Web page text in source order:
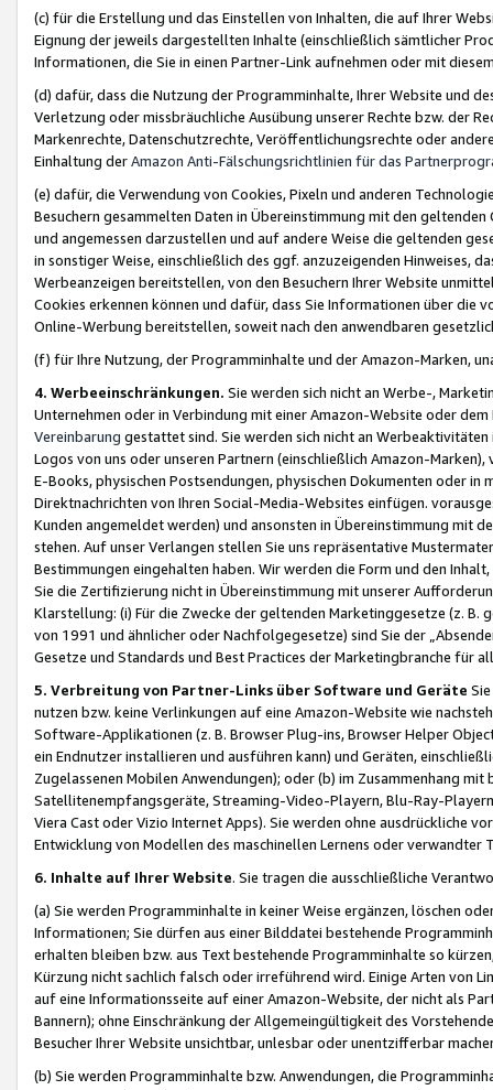
(c) für die Erstellung und das Einstellen von Inhalten, die auf Ihrer
Eignung der jeweils dargestellten Inhalte (einschließlich sämtlicher
Informationen, die Sie in einen Partner-Link aufnehmen oder mit
(d) dafür, dass die Nutzung der Programminhalte, Ihrer Website und
Verletzung oder missbräuchliche Ausübung unserer Rechte bzw. der
Markenrechte, Datenschutzrechte, Veröffentlichungsrechte oder
Einhaltung derAmazon Anti-Fälschungsrichtlinien für das
(e) dafür, die Verwendung von Cookies, Pixeln und anderen
Besuchern gesammelten Daten in Übereinstimmung mit den
und angemessen darzustellen und auf andere Weise die geltenden
in sonstiger Weise, einschließlich des ggf. anzuzeigenden Hinweises,
Werbeanzeigen bereitstellen, von den Besuchern Ihrer Website
Cookies erkennen können und dafür, dass Sie Informationen über die
Online-Werbung bereitstellen, soweit nach den anwendbaren
(f) für Ihre Nutzung, der Programminhalte und der Amazon-Marken,
4. Werbeeinschränkungen. Sie werden sich nicht an Werbe-,
Unternehmen oder in Verbindung mit einer Amazon-Website oder
Vereinbarung gestattet sind. Sie werden sich nicht an
Logos von uns oder unseren Partnern (einschließlich Amazon-
E-Books, physischen Postsendungen, physischen Dokumenten oder in
Direktnachrichten von Ihren Social-Media-Websites einfügen.
Kunden angemeldet werden) und ansonsten in Übereinstimmung mit
stehen. Auf unser Verlangen stellen Sie uns repräsentative
Bestimmungen eingehalten haben. Wir werden die Form und den
Sie die Zertifizierung nicht in Übereinstimmung mit unserer
Klarstellung: (i) Für die Zwecke der geltenden Marketinggesetze (z. B.
von 1991 und ähnlicher oder Nachfolgegesetze) sind Sie der
Gesetze und Standards und Best Practices der Marketingbranche für
5. Verbreitung von Partner-Links über Software und Geräte
nutzen bzw. keine Verlinkungen auf eine Amazon-Website wie
Software-Applikationen (z. B. Browser Plug-ins, Browser Helper
ein Endnutzer installieren und ausführen kann) und Geräten,
Zugelassenen Mobilen Anwendungen); oder (b) im Zusammenhang
Satellitenempfangsgeräte, Streaming-Video-Playern, Blu-Ray-
Viera Cast oder Vizio Internet Apps). Sie werden ohne ausdrückliche
Entwicklung von Modellen des maschinellen Lernens oder
6. Inhalte auf Ihrer Website. Sie tragen die ausschließliche
(a) Sie werden Programminhalte in keiner Weise ergänzen, löschen
Informationen; Sie dürfen aus einer Bilddatei bestehende
erhalten bleiben bzw. aus Text bestehende Programminhalte so
Kürzung nicht sachlich falsch oder irreführend wird. Einige Arten von
auf eine Informationsseite auf einer Amazon-Website, der nicht als
Bannern); ohne Einschränkung der Allgemeingültigkeit des
Besucher Ihrer Website unsichtbar, unlesbar oder unentzifferbar
(b) Sie werden Programminhalte bzw. Anwendungen, die